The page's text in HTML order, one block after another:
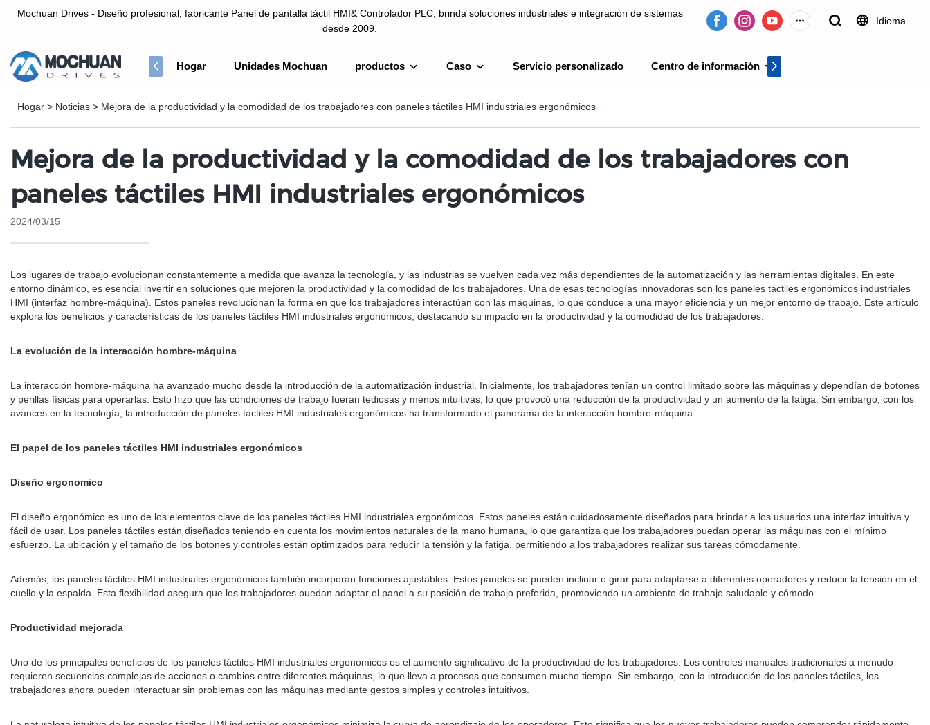
Mochuan Drives - Diseño profesional, fabricante Panel de pantalla táctil HMI& Controlador PLC, brinda soluciones industriales e integración de sistemas
desde 2009.
Idioma
Hogar Unidades Mochuan productos Caso Servicio personalizado Centro de información
Hogar > Noticias > Mejora de la productividad y la comodidad de los trabajadores con paneles táctiles HMI industriales ergonómicos
Mejora de la productividad y la comodidad de los trabajadores con
paneles táctiles HMI industriales ergonómicos
2024/03/15
Los lugares de trabajo evolucionan constantemente a medida que avanza la tecnología, y las industrias se vuelven cada vez más dependientes de la automatización y las herramientas digitales. En este
entorno dinámico, es esencial invertir en soluciones que mejoren la productividad y la comodidad de los trabajadores. Una de esas tecnologías innovadoras son los paneles táctiles ergonómicos industriales
HMI (interfaz hombre-máquina). Estos paneles revolucionan la forma en que los trabajadores interactúan con las máquinas, lo que conduce a una mayor eficiencia y un mejor entorno de trabajo. Este artículo
explora los beneficios y características de los paneles táctiles HMI industriales ergonómicos, destacando su impacto en la productividad y la comodidad de los trabajadores.
La evolución de la interacción hombre-máquina
La interacción hombre-máquina ha avanzado mucho desde la introducción de la automatización industrial. Inicialmente, los trabajadores tenían un control limitado sobre las máquinas y dependían de botones
y perillas físicas para operarlas. Esto hizo que las condiciones de trabajo fueran tediosas y menos intuitivas, lo que provocó una reducción de la productividad y un aumento de la fatiga. Sin embargo, con los
avances en la tecnología, la introducción de paneles táctiles HMI industriales ergonómicos ha transformado el panorama de la interacción hombre-máquina.
El papel de los paneles táctiles HMI industriales ergonómicos
Diseño ergonomico
El diseño ergonómico es uno de los elementos clave de los paneles táctiles HMI industriales ergonómicos. Estos paneles están cuidadosamente diseñados para brindar a los usuarios una interfaz intuitiva y
fácil de usar. Los paneles táctiles están diseñados teniendo en cuenta los movimientos naturales de la mano humana, lo que garantiza que los trabajadores puedan operar las máquinas con el mínimo
esfuerzo. La ubicación y el tamaño de los botones y controles están optimizados para reducir la tensión y la fatiga, permitiendo a los trabajadores realizar sus tareas cómodamente.
Además, los paneles táctiles HMI industriales ergonómicos también incorporan funciones ajustables. Estos paneles se pueden inclinar o girar para adaptarse a diferentes operadores y reducir la tensión en el
cuello y la espalda. Esta flexibilidad asegura que los trabajadores puedan adaptar el panel a su posición de trabajo preferida, promoviendo un ambiente de trabajo saludable y cómodo.
Productividad mejorada
Uno de los principales beneficios de los paneles táctiles HMI industriales ergonómicos es el aumento significativo de la productividad de los trabajadores. Los controles manuales tradicionales a menudo
requieren secuencias complejas de acciones o cambios entre diferentes máquinas, lo que lleva a procesos que consumen mucho tiempo. Sin embargo, con la introducción de los paneles táctiles, los
trabajadores ahora pueden interactuar sin problemas con las máquinas mediante gestos simples y controles intuitivos.